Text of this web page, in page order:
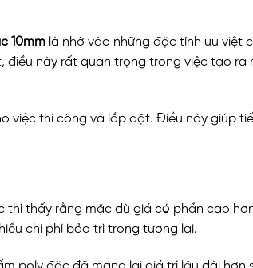
10mm là nhờ vào những đặc tính ưu việt
này rất quan trọng trong việc tạo ra
việc thi công và lắp đặt. Điều này giúp
thì thấy rằng mặc dù giá có phần cao
chi phí bảo trì trong tương lai.